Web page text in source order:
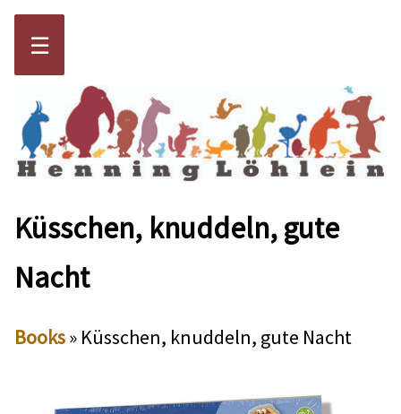
☰
Küsschen, knuddeln, gute
Nacht
Books» Küsschen, knuddeln, gute Nacht